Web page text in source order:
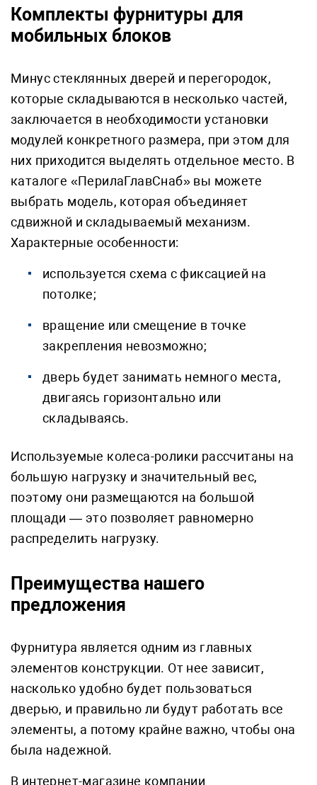
Комплекты фурнитуры для
мобильных блоков
Минус стеклянных дверей и перегородок,
которые складываются в несколько частей,
заключается в необходимости установки
модулей конкретного размера, при этом для
них приходится выделять отдельное место. В
каталоге «ПерилаГлавСнаб» вы можете
выбрать модель, которая объединяет
сдвижной и складываемый механизм.
Характерные особенности:
используется схема с фиксацией на
потолке;
вращение или смещение в точке
закрепления невозможно;
дверь будет занимать немного места,
двигаясь горизонтально или
складываясь.
Используемые колеса-ролики рассчитаны на
большую нагрузку и значительный вес,
поэтому они размещаются на большой
площади — это позволяет равномерно
распределить нагрузку.
Преимущества нашего
предложения
Фурнитура является одним из главных
элементов конструкции. От нее зависит,
насколько удобно будет пользоваться
дверью, и правильно ли будут работать все
элементы, а потому крайне важно, чтобы она
была надежной.
В интернет-магазине компании